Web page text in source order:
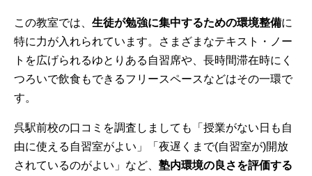
この教室では、 生徒が勉強に集中するための環境整備に
特に力が入れられています。さまざまなテキスト・ノー
トを広げられるゆとりある自習席や、長時間滞在時にく
つろいで飲食もできるフリースペースなどはその一環で
す。
呉駅前校の口コミを調査しましても「授業がない日も自
由に使える自習室がよい」「夜遅くまで(自習室が)開放
されているのがよい」など、 塾内環境の良さを評価する